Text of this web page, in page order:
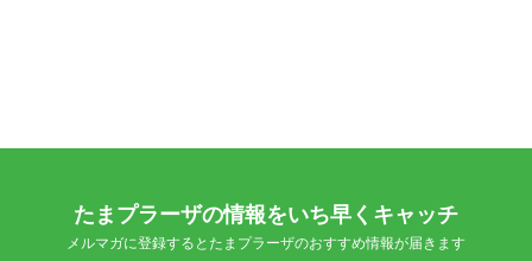
たまプラーザの情報をいち早くキャッチ
メルマガに登録するとたまプラーザのおすすめ情報が届きます